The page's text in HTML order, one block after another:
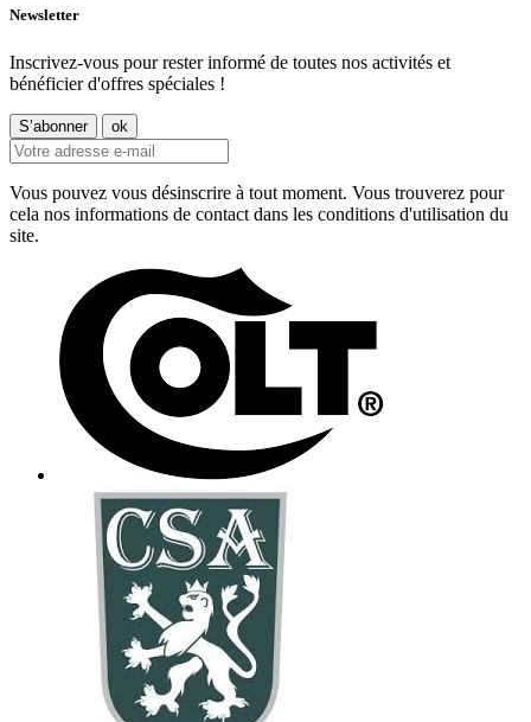
Newsletter
Inscrivez-vous pour rester informé de toutes nos activités et
bénéficier d'offres spéciales !
Vous pouvez vous désinscrire à tout moment. Vous trouverez pour
cela nos informations de contact dans les conditions d'utilisation du
site.